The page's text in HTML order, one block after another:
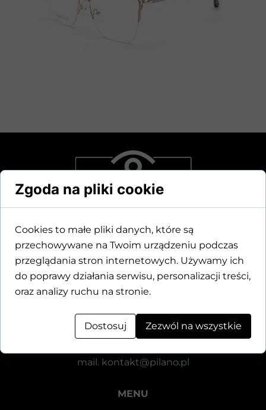
MENU
Dane kontaktowe
Motylewska 24
tel.+48 571 521 126
mail. kontakt@pilano.pl
Zgoda na pliki cookie
Cookies to małe pliki danych, które są
przechowywane na Twoim urządzeniu podczas
przeglądania stron internetowych. Używamy ich
do poprawy działania serwisu, personalizacji treści,
oraz analizy ruchu na stronie.
Dostosuj Zezwól na wszystkie